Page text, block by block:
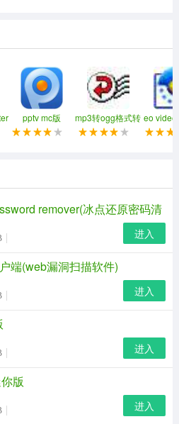
从iso中提取文件和目录，也可以
者将硬盘上的文件制作成iso文
文件的启动信息，从而制作可
你可以随心所欲地制作/编辑/转
盘的映像文件，可将硬盘、光
种映像文件，可从iso文件中提
编辑各种映像文件（如
、clonecd制作的光盘映
文件，并可修正刻盘后有时出
ultraiso，你可以随心所欲地制
的iso文件处理内核，更稳定、
以准确还原被编辑文件，确保
还可直接编辑iso文件，及从光
目录和对从光盘映像中直接提取
几乎所有已知的光盘映像文件
pptv mc版
mp3转ogg格式转
换器
eo
remover(冰点还原密码清
进入
端(web漏洞扫描软件)
进入
进入
版
进入